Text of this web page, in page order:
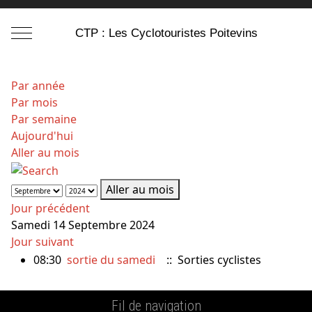
Mobile Menu ToggleCTP : Les Cyclotouristes Poitevins
Par année
Par mois
Par semaine
Aujourd'hui
Aller au mois
Aller au mois
Jour précédent
Samedi 14 Septembre 2024
Jour suivant
08:30sortie du samedi :: Sorties cyclistes
Fil de navigation